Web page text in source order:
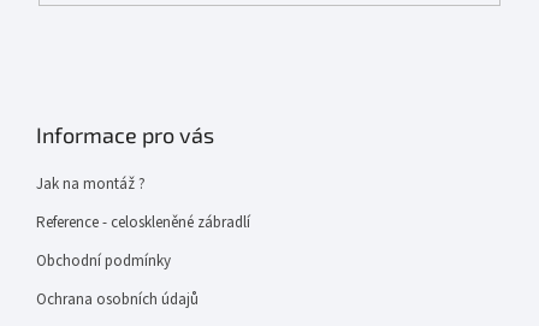
Informace pro vás
Jak na montáž ?
Reference - celoskleněné zábradlí
Obchodní podmínky
Ochrana osobních údajů